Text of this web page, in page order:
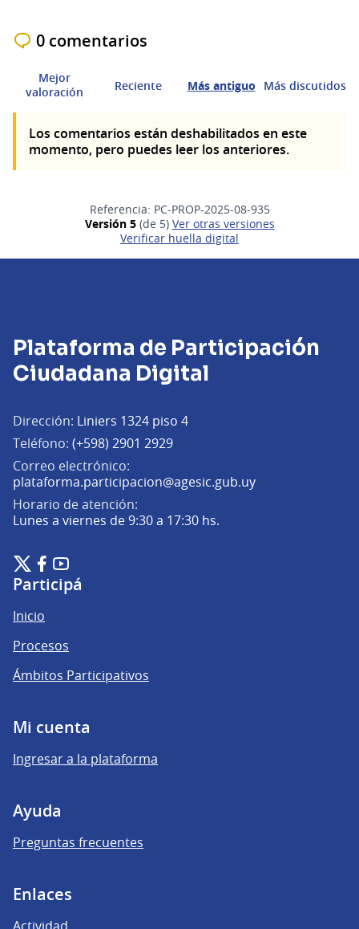
0 comentarios
Mejor
valoración
Reciente Más antiguo Más discutidos
Los comentarios están deshabilitados en este
momento, pero puedes leer los anteriores.
Referencia: PC-PROP-2025-08-935
Versión 5(de 5)
ver otras versiones
Verificar huella digital
Plataforma de Participación
Ciudadana Digital
Dirección: Liniers 1324 piso 4
Teléfono: (+598) 2901 2929
Correo electrónico:
plataforma.participacion@agesic.gub.uy(Abrir en una
Horario de atención:
Lunes a viernes de 9:30 a 17:30 hs.
Plataforma de Participación Ciudadana Digital en X
(Enlace externo)
Plataforma de Participación Ciudadana Digital en Facebook
(Enlace externo)
Plataforma de Participación Ciudadana Digital en
(Enlace externo)
Participá
Inicio
Procesos
Ámbitos Participativos
Mi cuenta
Ingresar a la plataforma
Ayuda
Preguntas frecuentes
Enlaces